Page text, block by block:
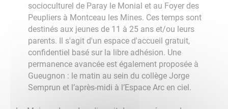
socioculturel de Paray le Monial et au Foyer des
Peupliers à Montceau les Mines. Ces temps sont
destinés aux jeunes de 11 à 25 ans et/ou leurs
parents. Il s'agit d'un espace d'accueil gratuit,
confidentiel basé sur la libre adhésion. Une
permanence avancée est également proposée à
Gueugnon : le matin au sein du collège Jorge
Semprun et l’après-midi à l’Espace Arc en ciel.